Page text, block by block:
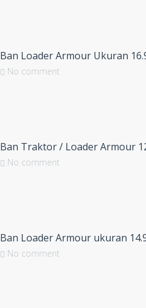
Ban Loader Armour Ukuran
No comment
Ban Traktor / Loader Armour
No comment
Ban Loader Armour ukuran
No comment